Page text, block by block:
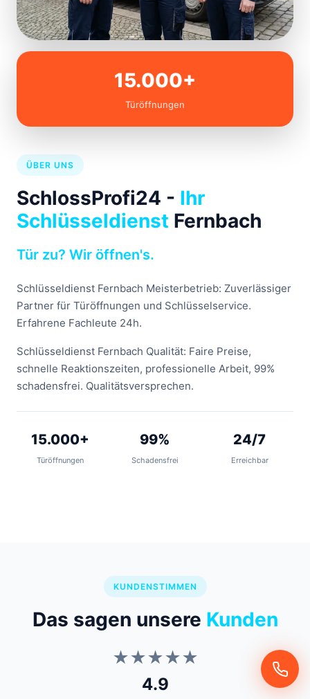
15.000+
Türöffnungen
ÜBER UNS
SchlossProfi24 - Ihr
Schlüsseldienst Fernbach
Tür zu? Wir öffnen's.
Schlüsseldienst Fernbach Meisterbetrieb: Zuverlässiger
Partner für Türöffnungen und Schlüsselservice.
Erfahrene Fachleute 24h.
Schlüsseldienst Fernbach Qualität: Faire Preise,
schnelle Reaktionszeiten, professionelle Arbeit, 99%
schadensfrei. Qualitätsversprechen.
15.000+
Türöffnungen
99%
Schadensfrei
24/7
Erreichbar
KUNDENSTIMMEN
Das sagen unsere Kunden
★★★★★
4.9